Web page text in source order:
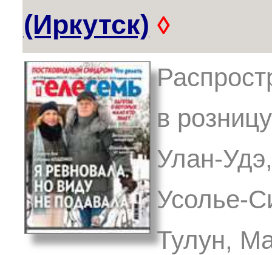
(Иркутск) ◊
в
Улан-
Усолье-
Тулун,